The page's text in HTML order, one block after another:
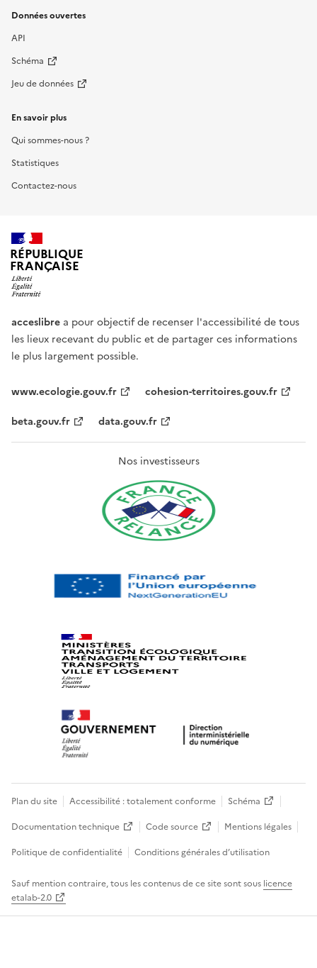
Données ouvertes
API
Schéma
Jeu de données
En savoir plus
Qui sommes-nous ?
Statistiques
Contactez-nous
RÉPUBLIQUE
FRANÇAISE
acceslibre a pour objectif de recenser l'accessibilité de tous
les lieux recevant du public et de partager ces informations
le plus largement possible.
www.ecologie.gouv.fr
cohesion-territoires.gouv.fr
beta.gouv.fr
data.gouv.fr
Nos investisseurs
Plan du site Accessibilité : totalement conforme
Schéma
Documentation technique
Code source
Mentions légales
Politique de confidentialité
Conditions générales d’utilisation
Sauf mention contraire, tous les contenus de ce site sont sous licence
etalab-2.0